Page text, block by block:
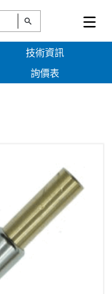
技術資訊
詢價表